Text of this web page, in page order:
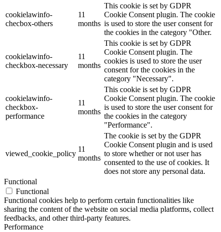
cookielawinfo-
checbox-others
11
months
This cookie is set by GDPR
Cookie Consent plugin. The cookie
is used to store the user consent for
the cookies in the category "Other.
cookielawinfo-
checkbox-necessary
11
months
This cookie is set by GDPR
Cookie Consent plugin. The
cookies is used to store the user
consent for the cookies in the
category "Necessary".
cookielawinfo-
checkbox-
performance
11
months
This cookie is set by GDPR
Cookie Consent plugin. The cookie
is used to store the user consent for
the cookies in the category
"Performance".
viewed_cookie_policy
11
months
The cookie is set by the GDPR
Cookie Consent plugin and is used
to store whether or not user has
consented to the use of cookies. It
does not store any personal data.
Functional
Functional
Functional cookies help to perform certain functionalities like
sharing the content of the website on social media platforms, collect
feedbacks, and other third-party features.
Performance